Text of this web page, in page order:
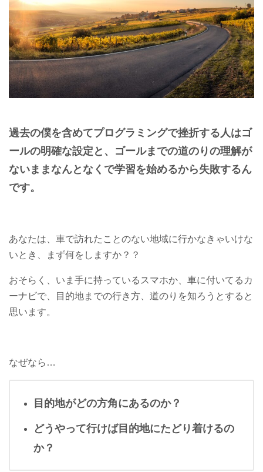
過去の僕を含めてプログラミングで挫折する人はゴ
ールの明確な設定と、ゴールまでの道のりの理解が
ないままなんとなくで学習を始めるから失敗するん
です。
あなたは、車で訪れたことのない地域に行かなきゃいけな
いとき、まず何をしますか？？
おそらく、いま手に持っているスマホか、車に付いてるカ
ーナビで、目的地までの行き方、道のりを知ろうとすると
思います。
なぜなら…
目的地がどの方角にあるのか？
どうやって行けば目的地にたどり着けるの
か？